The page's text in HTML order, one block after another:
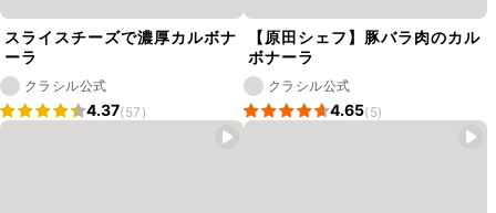
スライスチーズで濃厚カルボナ
ーラ
クラシル公式
4.37(57)
【原田シェフ】豚バラ肉のカル
ボナーラ
クラシル公式
4.65(5)